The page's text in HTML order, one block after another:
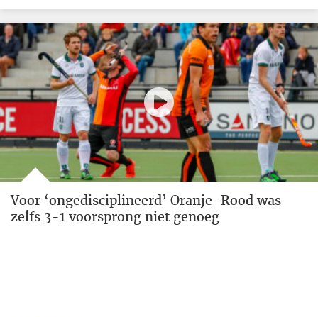
Voor ‘ongedisciplineerd’ Oranje-Rood was
zelfs 3-1 voorsprong niet genoeg